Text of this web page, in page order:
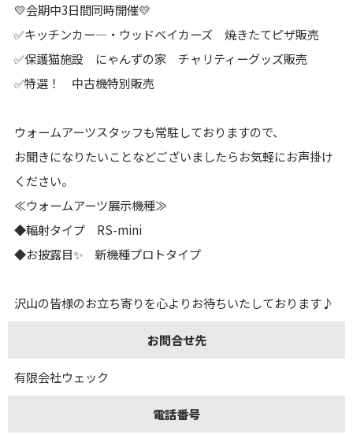
💛会期中3日間同時開催💛
✅キッチンカー―・ウッドベイカーズ 焼きたてピザ販売
✅保護猫施設 にゃんずの家 チャリティーグッズ販売
✅特選！ 中古機特別販売
ウォームアーツスタッフも常駐しておりますので、
お聞きになりたいことなどございましたらお気軽にお声掛け
ください。
≪ウォームアーツ展示機種≫
◆輻射タイプ RS-mini
◆お披露目✨ 新機種プロトタイプ
沢山の皆様のお立ち寄りを心よりお待ちいたしております♪
お問合せ先
有限会社ウェック
電話番号